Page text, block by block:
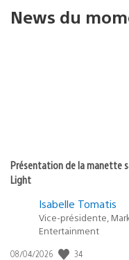
News du
Présentation de la manette
Light
Isabelle Tomatis
Vice-présidente,
Entertainment
Date
08/04/2026 34